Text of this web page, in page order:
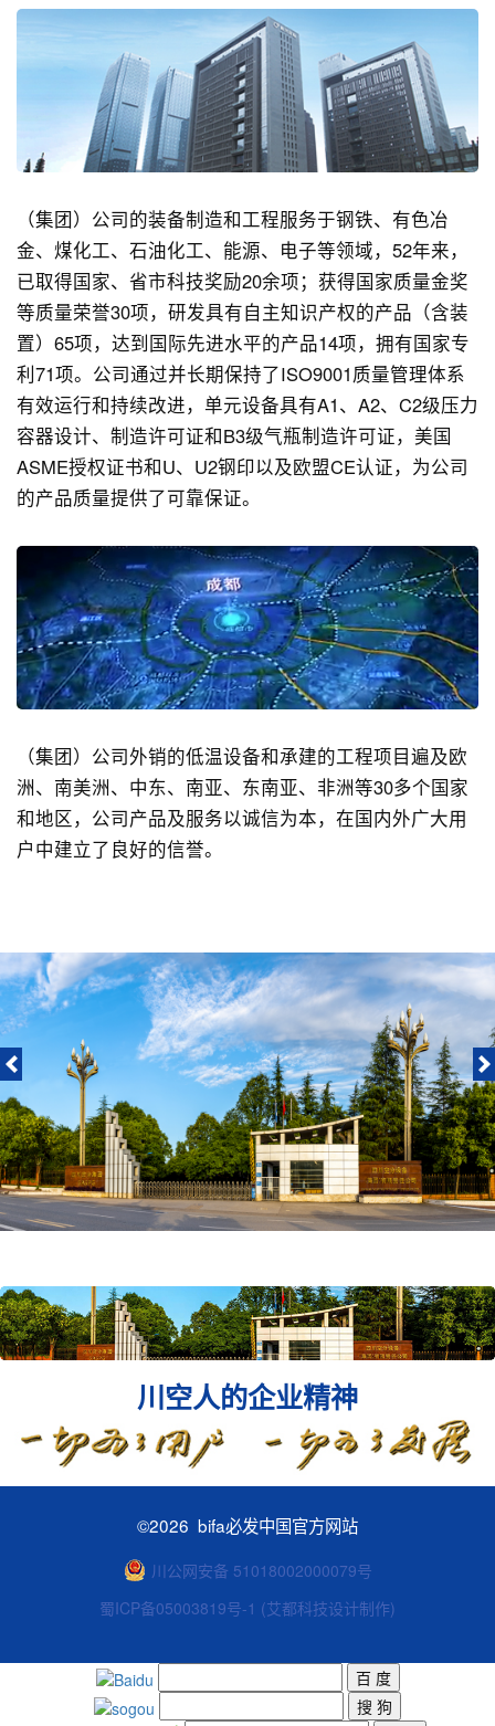
（集团）公司的装备制造和工程服务于钢铁、有色冶
金、煤化工、石油化工、能源、电子等领域，52年来，
已取得国家、省市科技奖励20余项；获得国家质量金奖
等质量荣誉30项，研发具有自主知识产权的产品（含装
置）65项，达到国际先进水平的产品14项，拥有国家专
利71项。公司通过并长期保持了ISO9001质量管理体系
有效运行和持续改进，单元设备具有A1、A2、C2级压力
容器设计、制造许可证和B3级气瓶制造许可证，美国
ASME授权证书和U、U2钢印以及欧盟CE认证，为公司
的产品质量提供了可靠保证。
（集团）公司外销的低温设备和承建的工程项目遍及欧
洲、南美洲、中东、南亚、东南亚、非洲等30多个国家
和地区，公司产品及服务以诚信为本，在国内外广大用
户中建立了良好的信誉。
川空人的企业精神
©2026 bifa必发中国官方网站
川公网安备 51018002000079号
蜀ICP备05003819号-1 (艾都科技设计制作)